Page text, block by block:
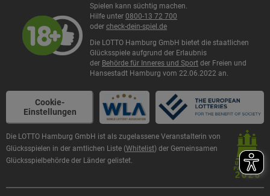
Spielen kann süchtig machen.
Hilfe unter 0800-13 72 700
oder check-dein-spiel.de
Die LOTTO Hamburg GmbH bietet die staatlichen
Glücksspiele aufgrund der Erlaubnis
der Behörde für Inneres und Sport der Freien und
Hansestadt Hamburg vom 22.06.2022 an.
Cookie-
Einstellungen
Die LOTTO Hamburg GmbH ist als zugelassene Veranstalterin von
Glücksspielen in der amtlichen Liste (Whitelist) der Gemeinsamen
Glücksspielbehörde der Länder gelistet.